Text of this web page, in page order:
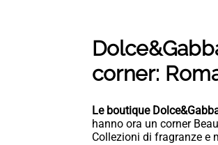
corner:
Le boutique
hanno ora un corner
Collezioni di fragranze e